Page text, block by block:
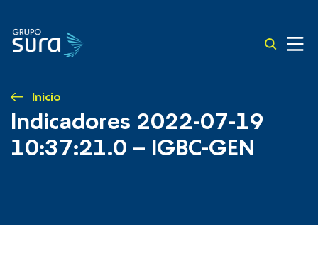
Inicio
Indicadores 2022-07-19
10:37:21.0 – IGBC-GEN